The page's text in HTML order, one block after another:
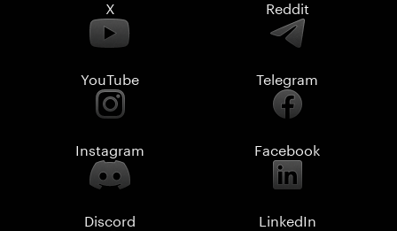
X Reddit
YouTube Telegram
Instagram Facebook
Discord LinkedIn